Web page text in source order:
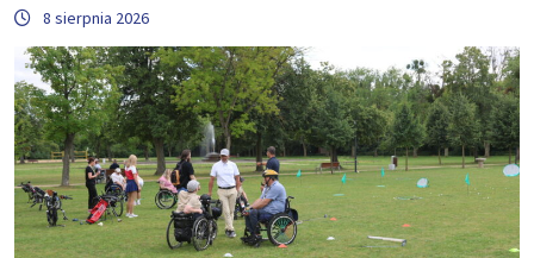
8 sierpnia 2026